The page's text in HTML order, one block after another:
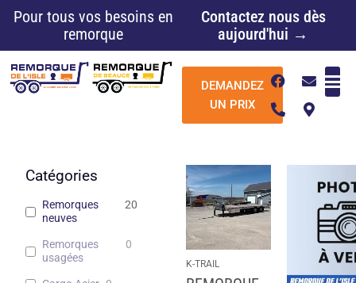
Pour tous vos besoins en
remorque
Contactez nous dès
aujourd'hui →
DEMANDEZ
UN PRIX
F
a
e
E
n
v
e
P
h
n
M
a
p
-
Catégories
Remorques
neuves
20
Remorques
usagées
0
K-TRAIL